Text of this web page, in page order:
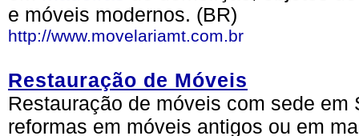
e móveis modernos. (BR)
http://www.movelariamt.com.br
Restauração de Móveis
Restauração de móveis com sede em
reformas em móveis antigos ou em